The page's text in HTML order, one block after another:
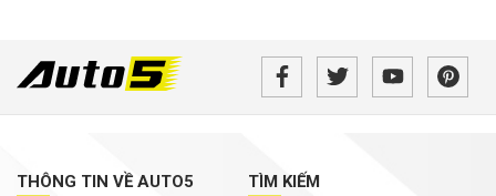
THÔNG TIN VỀ AUTO5 TÌM KIẾM